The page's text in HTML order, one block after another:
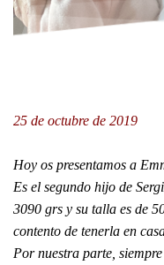
25 de octubre de 2019
Hoy os presentamos a
Es el segundo hijo de
3090 grs y su talla es de
contento de tenerla en
Por nuestra parte,